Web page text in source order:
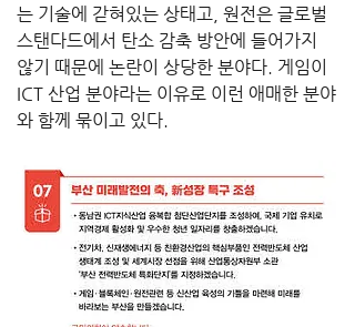
는 기술에 갇혀있는 상태고, 원전은 글로벌
스탠다드에서 탄소 감축 방안에 들어가지
않기 때문에 논란이 상당한 분야다. 게임이
ICT 산업 분야라는 이유로 이런 애매한 분야
와 함께 묶이고 있다.